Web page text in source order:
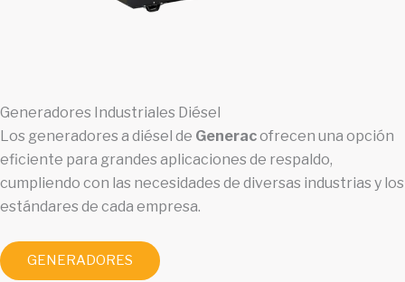
Generadores Industriales Diésel
Los generadores a diésel de Generacofrecen una opción
eficiente para grandes aplicaciones de respaldo,
cumpliendo con las necesidades de diversas industrias y los
estándares de cada empresa.
GENERADORES